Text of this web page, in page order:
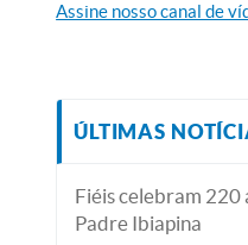
Assine nosso canal de
ÚLTIMAS
Fiéis celebram 220
Padre Ibiapina